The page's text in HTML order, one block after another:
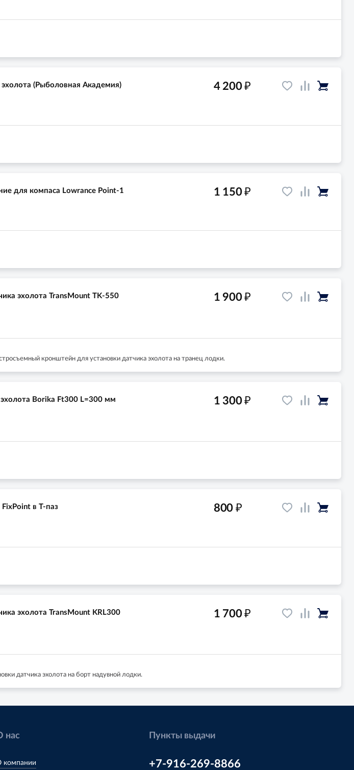
(Рыболовная Академия) 4 200₽
для компаса Lowrance Point-1 1 150₽
эхолота TransMount TK-550
кронштейн для установки датчика эхолота на транец лодки.
1 900₽
Borika Ft300 L=300 мм 1 300₽
в Т-паз 800 ₽
эхолота TransMount KRL300
датчика эхолота на борт надувной лодки.
1 700₽
нас
компании
Пункты выдачи
+7-916-269-8866